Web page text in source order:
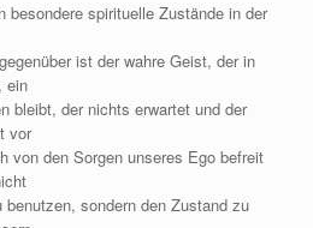
besondere spirituelle Zustände in der
ist der wahre Geist, der in
ein
bleibt, der nichts erwartet und der
vor
von den Sorgen unseres Ego befreit
sondern den Zustand zu